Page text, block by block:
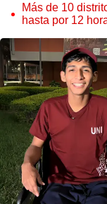
Más de 10
hasta por 12